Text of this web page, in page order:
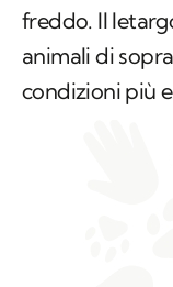
freddo. Il
animali di
condizioni più